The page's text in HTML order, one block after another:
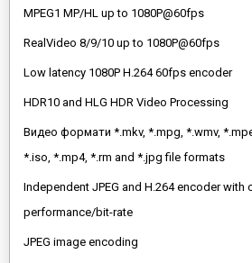
MPEG1 MP/HL up to 1080P@60fps
RealVideo 8/9/10 up to 1080P@60fps
Low latency 1080P H.264 60fps encoder
HDR10 and HLG HDR Video Processing
Видео формати *.mkv, *.mpg, *.wmv,
*.iso, *.mp4, *.rm and *.jpg file formats
Independent JPEG and H.264 encoder with
performance/bit-rate
JPEG image encoding